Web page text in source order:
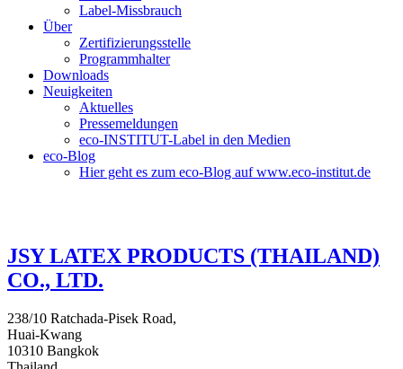
Label-Missbrauch
Über
Zertifizierungsstelle
Programmhalter
Downloads
Neuigkeiten
Aktuelles
Pressemeldungen
eco-INSTITUT-Label in den Medien
eco-Blog
Hier geht es zum eco-Blog auf www.eco-institut.de
JSY LATEX PRODUCTS (THAILAND)
CO., LTD.
238/10 Ratchada-Pisek Road,
Huai-Kwang
10310 Bangkok